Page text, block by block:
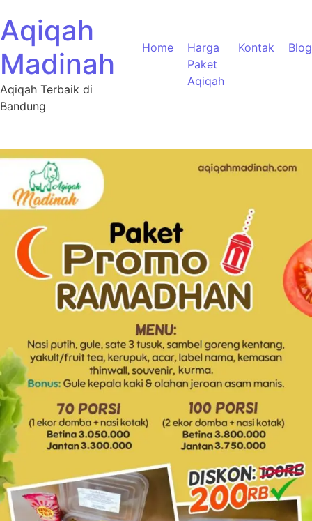
Aqiqah
Madinah
Aqiqah Terbaik di
Bandung
Home
Harga
Paket
Aqiqah
Kontak Blog